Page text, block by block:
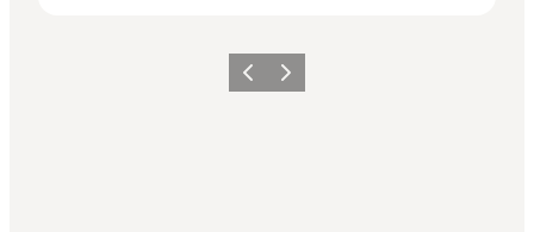
ZurückWeiter